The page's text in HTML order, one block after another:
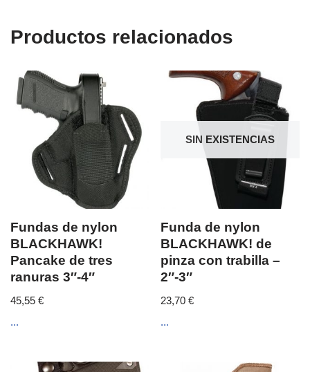
Productos relacionados
Fundas de nylon
BLACKHAWK!
Pancake de tres
ranuras 3″-4″
45,55 €
...
SIN EXISTENCIAS
Funda de nylon
BLACKHAWK! de
pinza con trabilla –
2″-3″
23,70€
...